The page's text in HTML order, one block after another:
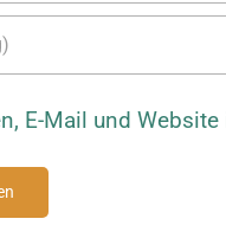
E-Mail und